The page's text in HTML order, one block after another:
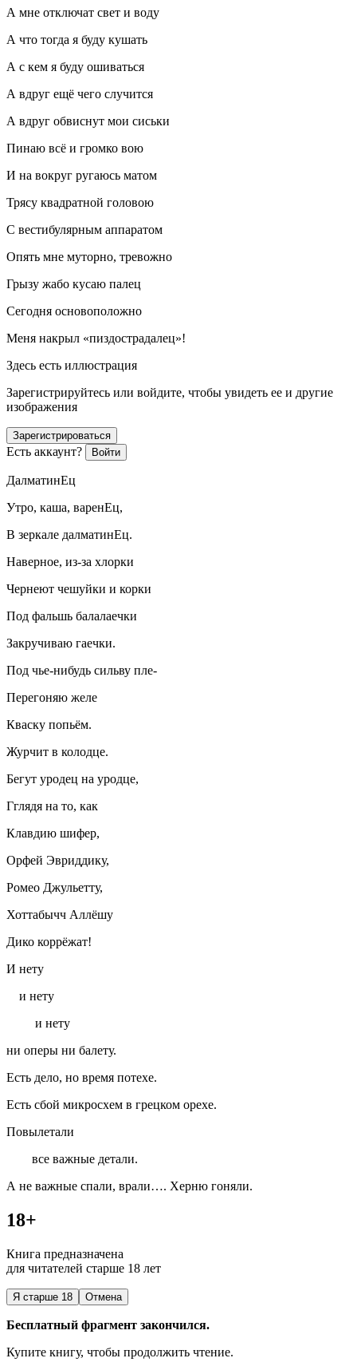
А мне отключат свет и воду
А что тогда я буду кушать
А с кем я буду ошиваться
А вдруг ещё чего случится
А вдруг обвиснут мои сиськи
Пинаю всё и громко вою
И на вокруг ругаюсь матом
Трясу квадратной головою
С вестибулярным аппаратом
Опять мне муторно, тревожно
Грызу жабо кусаю палец
Сегодня основоположно
Меня накрыл «пиздострадалец»!
Здесь есть иллюстрация
Зарегистрируйтесь или войдите, чтобы увидеть ее и другие
изображения
Зарегистрироваться
Есть аккаунт? Войти
ДалматинЕц
Утро, каша, варенЕц,
В зеркале далматинЕц.
Наверное, из-за хлорки
Чернеют чешуйки и корки
Под фальшь балалаечки
Закручиваю гаечки.
Под чье-нибудь сильву пле-
Перегоняю желе
Кваску попьём.
Журчит в колодце.
Бегут уродец на уродце,
Гглядя на то, как
Клавдию шифер,
Орфей Эвриддику,
Ромео Джульетту,
Хоттабычч Аллёшу
Дико коррёжат!
И нету
и нету
и нету
ни оперы ни балету.
Есть дело, но время потехе.
Есть сбой микросхем в грецком орехе.
Повылетали
все важные детали.
А не важные спали, врали…. Херню гоняли.
18+
Книга предназначена
для читателей старше 18 лет
Я старше 18 Отмена
Бесплатный фрагмент закончился.
Купите книгу, чтобы продолжить чтение.